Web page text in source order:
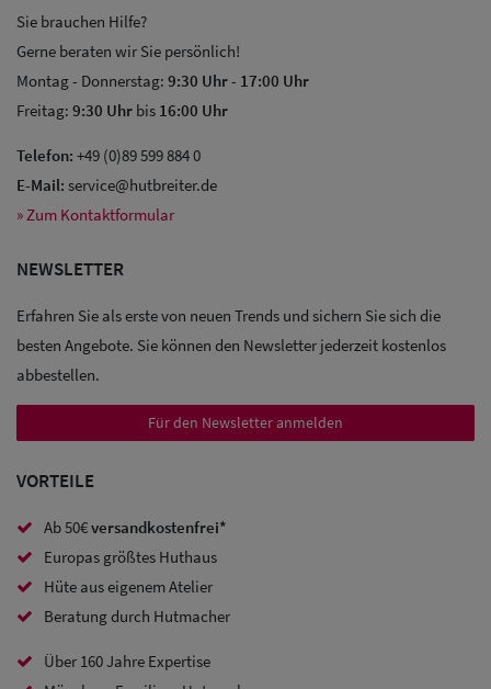
Sale:
Baseball
Caps
Trucker
Caps
mit
Sie brauchen Hilfe?
Gerne beraten wir Sie persönlich!
Montag - Donnerstag: 9:30 Uhr- 17:00 Uhr
Freitag: 9:30 Uhr bis 16:00 Uhr
Telefon: +49 (0)89 599 884 0
E-Mail: service@hutbreiter.de
» Zum Kontaktformular
NEWSLETTER
Erfahren Sie als erste von neuen Trends und sichern Sie sich die
besten Angebote. Sie können den Newsletter jederzeit kostenlos
abbestellen.
Für den Newsletter anmelden
VORTEILE
Ab 50€versandkostenfrei*
Europas größtes Huthaus
Hüte aus eigenem Atelier
Beratung durch Hutmacher
Über 160 Jahre Expertise